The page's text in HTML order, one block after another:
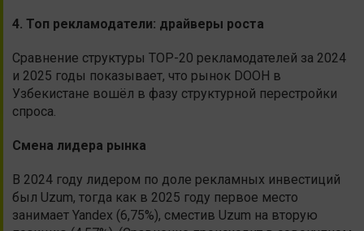
4. Топ рекламодатели: драйверы роста
Сравнение структуры TOP-20 рекламодателей за 2024
и 2025 годы показывает, что рынок DOOH в
Узбекистане вошёл в фазу структурной перестройки
спроса.
Смена лидера рынка
В 2024 году лидером по доле рекламных инвестиций
был Uzum, тогда как в 2025 году первое место
занимает Yandex (6,75%), сместив Uzum на вторую